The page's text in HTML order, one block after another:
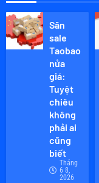
Săn
sale
Taobao
nửa
giá:
Tuyệt
chiêu
không
phải ai
cũng
biết
Tháng
6 8,
2026